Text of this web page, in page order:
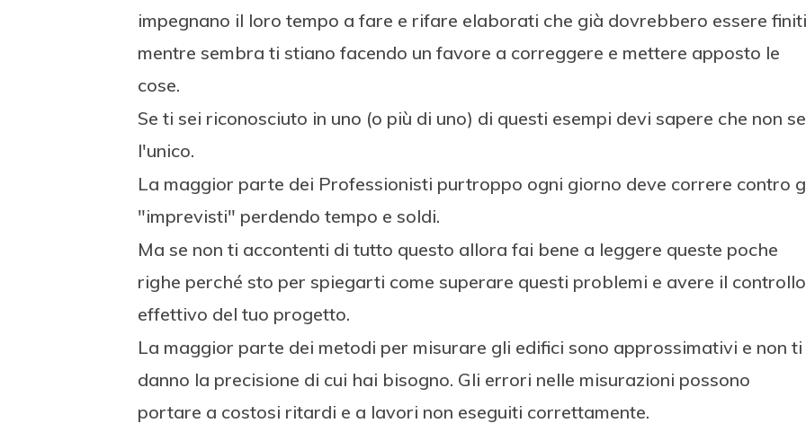
impegnano il loro tempo a fare e rifare elaborati che già dovrebbero essere finiti
mentre sembra ti stiano facendo un favore a correggere e mettere apposto le
cose.
Se ti sei riconosciuto in uno (o più di uno) di questi esempi devi sapere che non
l'unico.
La maggior parte dei Professionisti purtroppo ogni giorno deve correre contro
"imprevisti" perdendo tempo e soldi.
Ma se non ti accontenti di tutto questo allora fai bene a leggere queste poche
righe perché sto per spiegarti come superare questi problemi e avere il controllo
effettivo del tuo progetto.
La maggior parte dei metodi per misurare gli edifici sono approssimativi e non ti
danno la precisione di cui hai bisogno. Gli errori nelle misurazioni possono
portare a costosi ritardi e a lavori non eseguiti correttamente.